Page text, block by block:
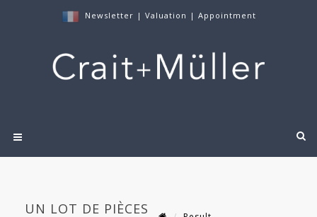
Newsletter | Valuation | Appointment
UN LOT DE PIÈCES